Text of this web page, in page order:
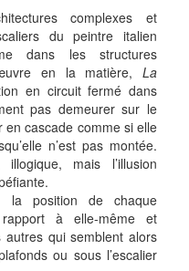
complexes et
du peintre italien
dans les structures
en la matière, La
en circuit fermé dans
pas demeurer sur le
cascade comme si elle
n’est pas montée.
illogique, mais l’illusion
la position de chaque
à elle-même et
qui semblent alors
ou sous l’escalier